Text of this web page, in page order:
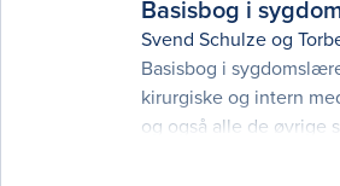
Basisbog i
Svend Schulze og
Basisbog i
kirurgiske og intern
og også alle de øvrige